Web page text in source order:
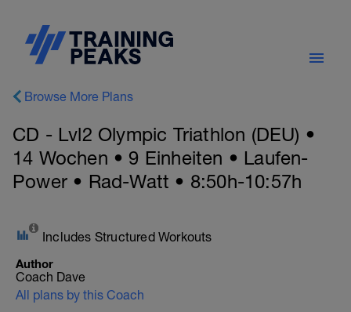
Browse More Plans
CD - Lvl2 Olympic Triathlon (DEU) •
14 Wochen • 9 Einheiten • Laufen-
Power • Rad-Watt • 8:50h-10:57h
Includes Structured Workouts
Author
Coach Dave
All plans by this Coach